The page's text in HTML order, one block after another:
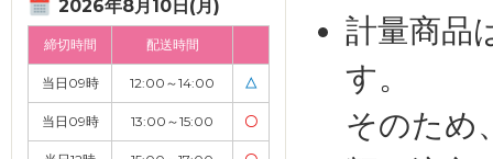
2026年8月10日(月)
締切時間 配送時間
当日09時 12:00～14:00 △
当日09時 13:00～15:00 〇
計量商品
す。
そのため